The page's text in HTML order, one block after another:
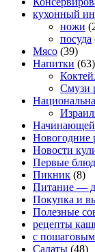
кухонный
ножи
посуда
Мясо (39)
Напитки (63)
Смузи
Начинающей
Новогодние
Новости
Первые
Пикник (8)
Питание —
Покупка и
Полезные
рецепты
с
Салаты (48)